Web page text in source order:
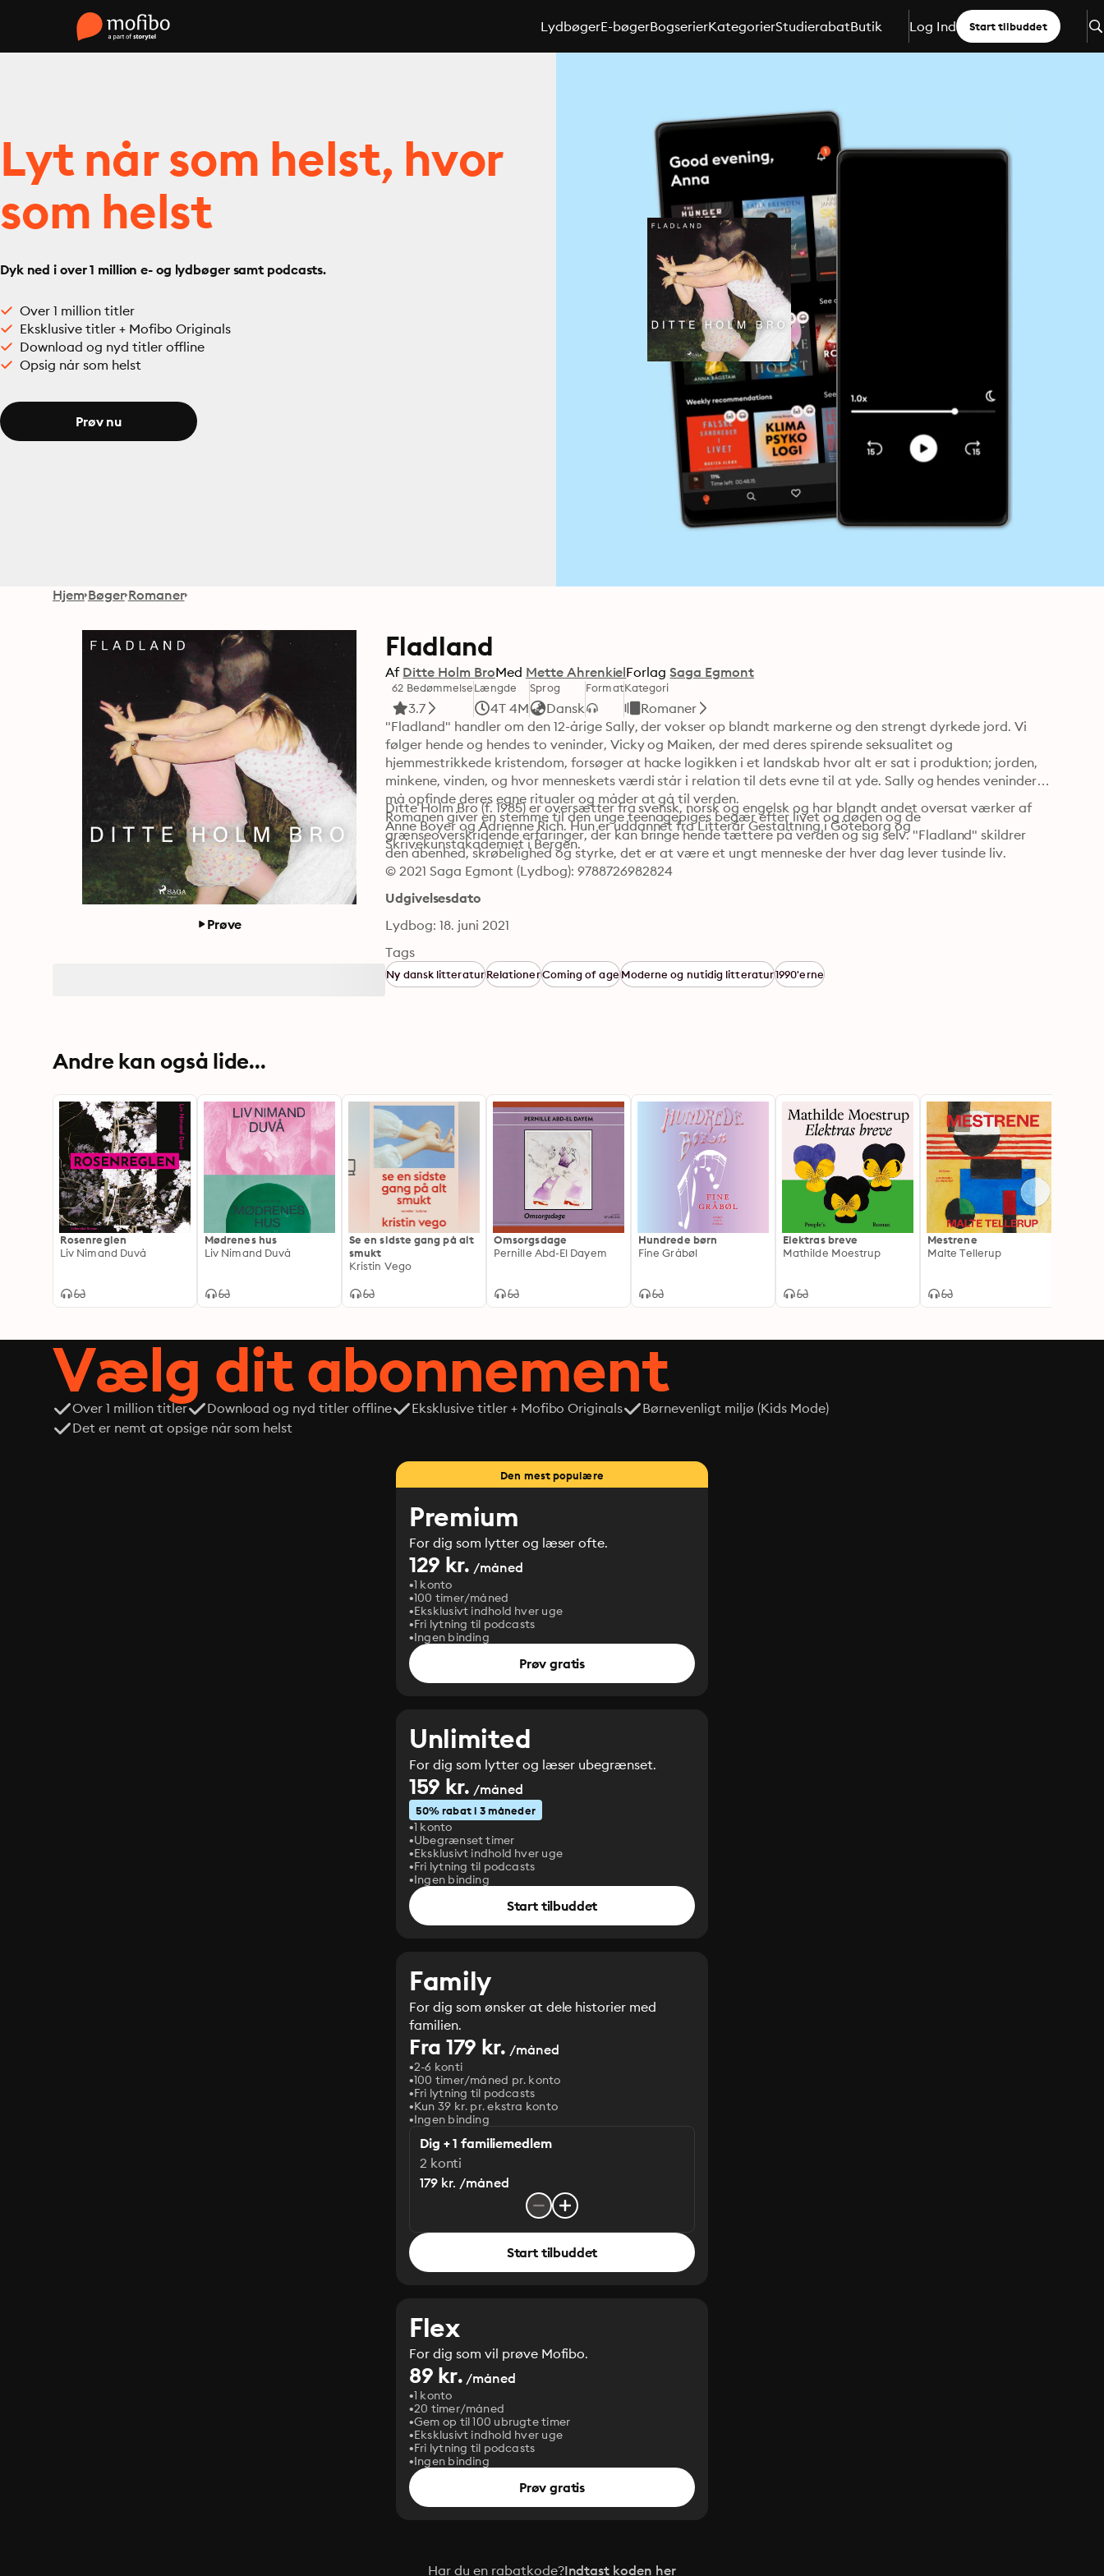
LydbøgerE-bøgerBogserierKategorierStudierabatButik Log Ind Start tilbuddet
Lyt når som helst, hvor
som helst
Dyk ned i over 1 million e- og lydbøger samt podcasts.
Over 1 million titler
Eksklusive titler + Mofibo Originals
Download og nyd titler offline
Opsig når som helst
Prøv nu
Hjem Bøger Romaner
Prøve
Fladland
Af Ditte Holm BroMed Mette AhrenkielForlag Saga Egmont
62 Bedømmelse
3.7
Længde
4T 4M
Sprog
Dansk
FormatKategori
Romaner
"Fladland" handler om den 12-årige Sally, der vokser op blandt markerne og den strengt dyrkede jord. Vi
følger hende og hendes to veninder, Vicky og Maiken, der med deres spirende seksualitet og
hjemmestrikkede kristendom, forsøger at hacke logikken i et landskab hvor alt er sat i produktion; jorden,
minkene, vinden, og hvor menneskets værdi står i relation til dets evne til at yde. Sally og hendes veninder
må opfinde deres egne ritualer og måder at gå til verden.
Romanen giver en stemme til den unge teenagepiges begær efter livet og døden og de
grænseoverskridende erfaringer, der kan bringe hende tættere på verden og sig selv. "Fladland" skildrer
den åbenhed, skrøbelighed og styrke, det er at være et ungt menneske der hver dag lever tusinde liv.
Ditte Holm Bro (f. 1985) er oversætter fra svensk, norsk og engelsk og har blandt andet oversat værker af
Anne Boyer og Adrienne Rich. Hun er uddannet fra Litterär Gestaltning i Göteborg og
Skrivekunstakademiet i Bergen.
© 2021 Saga Egmont (Lydbog): 9788726982824
Udgivelsesdato
Lydbog: 18. juni 2021
Tags
Ny dansk litteraturRelationerComing of ageModerne og nutidig litteratur1990'erne
Andre kan også lide...
Rosenreglen
Liv Nimand Duvå
Mødrenes hus
Liv Nimand Duvå
Se en sidste gang på alt
smukt
Kristin Vego
Omsorgsdage
Pernille Abd-El Dayem
Hundrede børn
Fine Gråbøl
Elektras breve
Mathilde Moestrup
Mestrene
Malte Tellerup
Vælg dit abonnement
Over 1 million titler Download og nyd titler offline Eksklusive titler + Mofibo Originals
Børnevenligt miljø (Kids Mode)
Det er nemt at opsige når som helst
Den mest populære
Premium
For dig som lytter og læser ofte.
129 kr. /måned
1 konto
100 timer/måned
Eksklusivt indhold hver uge
Fri lytning til podcasts
Ingen binding
Prøv gratis
Unlimited
For dig som lytter og læser ubegrænset.
159 kr. /måned
50% rabat i 3 måneder
1 konto
Ubegrænset timer
Eksklusivt indhold hver uge
Fri lytning til podcasts
Ingen binding
Start tilbuddet
Family
For dig som ønsker at dele historier med
familien.
Fra 179 kr. /måned
2-6 konti
100 timer/måned pr. konto
Fri lytning til podcasts
Kun 39 kr. pr. ekstra konto
Ingen binding
Dig + 1 familiemedlem
2 konti
179 kr. /måned
Start tilbuddet
Flex
For dig som vil prøve Mofibo.
89 kr. /måned
1 konto
20 timer/måned
Gem op til 100 ubrugte timer
Eksklusivt indhold hver uge
Fri lytning til podcasts
Ingen binding
Prøv gratis
Har du en rabatkode?Indtast koden her